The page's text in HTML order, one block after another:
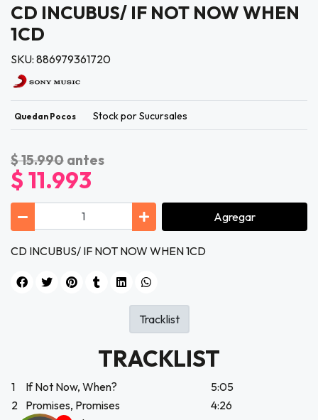
CD INCUBUS/ IF NOT NOW WHEN
1CD
SKU: 886979361720
Quedan Pocos Stock por Sucursales
$ 15.990 antes
$ 11.993
Agregar
CD INCUBUS/ IF NOT NOW WHEN 1CD
TRACKLIST
1 If Not Now, When?
5:05
2 Promises, Promises
4:26
Tracklist